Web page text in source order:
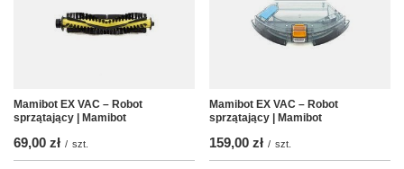
Mamibot EX VAC – Robot
sprzątający | Mamibot
69,00 zł / szt.
Mamibot EX VAC – Robot
sprzątający | Mamibot
159,00 zł / szt.